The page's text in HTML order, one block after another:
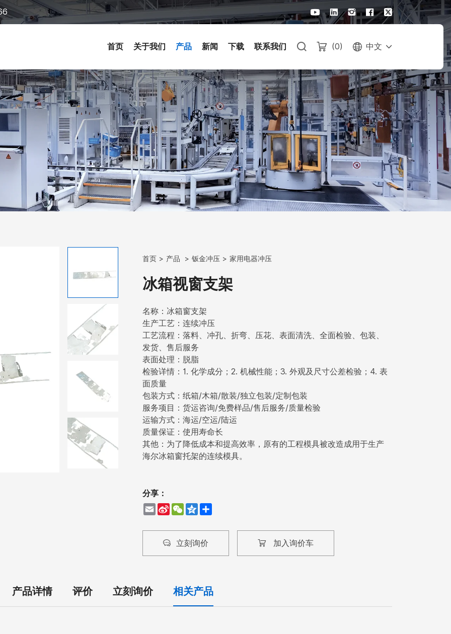
中文
(0)
首页 关于我们 产品 新闻 下载 联系我们
首页 产品 钣金冲压 家用电器冲压
冰箱视窗支架
名称：冰箱窗支架
生产工艺：连续冲压
工艺流程：落料、冲孔、折弯、压花、表面清洗、全面检验、包装、
发货、售后服务
表面处理：脱脂
检验详情：1. 化学成分；2. 机械性能；3. 外观及尺寸公差检验；4. 表
面质量
包装方式：纸箱/木箱/散装/独立包装/定制包装
服务项目：货运咨询/免费样品/售后服务/质量检验
运输方式：海运/空运/陆运
质量保证：使用寿命长
其他：为了降低成本和提高效率，原有的工程模具被改造成用于生产
海尔冰箱窗托架的连续模具。
分享：
EmailSina
Weibo
WeChat
Qzone
Share
立刻询价 加入询价车
产品详情 评价 立刻询价 相关产品